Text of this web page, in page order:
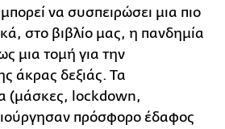
να συσπειρώσει μια πιο
στο βιβλίο μας, η πανδημία
μια τομή για την
άκρας δεξιάς. Τα
(μάσκες, lockdown,
πρόσφορο έδαφος